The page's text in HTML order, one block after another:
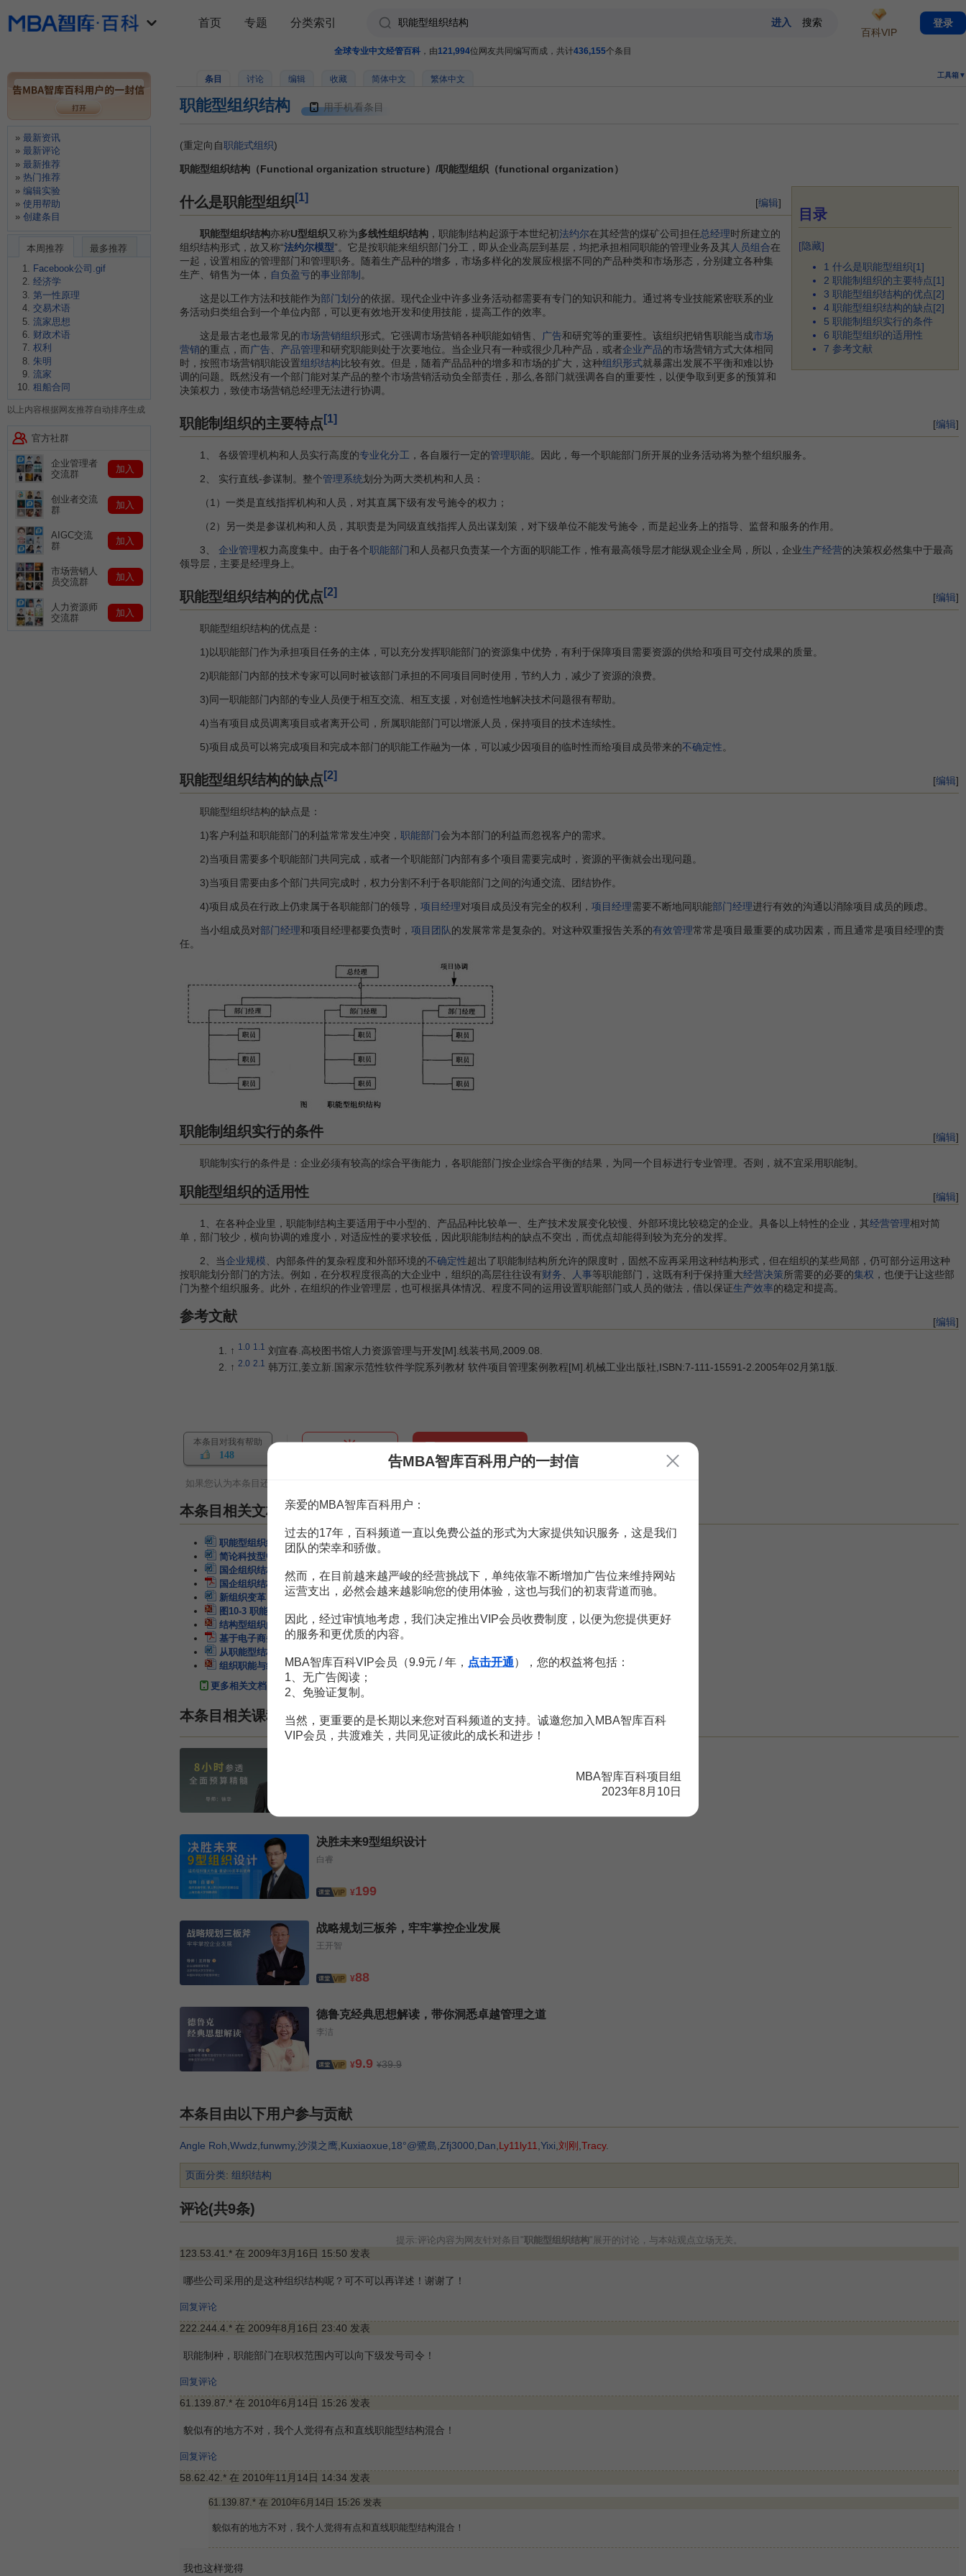
全球专业中文经管百科 ，由121,994位网友共同编写而成，共计436,155个条目
条目 讨论 编辑 收藏 简体中文 繁体中文 工具箱▼
职能型组织结构 用手机看条目
(重定向自职能式组织)
职能型组织结构（Functional organization structure）/职能型组织（functional organization）
目录
[隐藏]
1 什么是职能型组织[1]
2 职能制组织的主要特点[1]
3 职能型组织结构的优点[2]
4 职能型组织结构的缺点[2]
5 职能制组织实行的条件
6 职能型组织的适用性
7 参考文献
[编辑]
什么是职能型组织[1]
职能型组织结构亦称U型组织又称为多线性组织结构 ，职能制结构起源于本世纪初法约尔在其经营的煤矿公司担任总经理时所建立的
组织结构形式，故又称“法约尔模型”。它是按职能来组织部门分工，即从企业高层到基层，均把承担相同职能的管理业务及其 人员组合在
一起，设置相应的管理部门和管理职务。随着生产品种的增多，市场多样化的发展应根据不同的产品种类和市场形态，分别建立各种集
生产、销售为一体， 自负盈亏的事业部制 。
这是以工作方法和技能作为部门划分的依据。现代企业中许多业务活动都需要有专门的知识和能力。通过将专业技能紧密联系的业
务活动归类组合到一个单位内部，可以更有效地开发和使用技能，提高工作的效率。
这是最古老也最常见的市场营销组织形式。它强调市场营销各种职能如销售、 广告和研究等的重要性。该组织把销售职能当成市场
营销的重点，而广告 产品管理和研究职能则处于次要地位。当企业只有一种或很少几种产品，或者企业产品的市场营销方式大体相同
时，按照市场营销职能设置组织结构比较有效。但是，随着产品品种的增多和市场的扩大，这种组织形式就暴露出发展不平衡和难以协
调的问题。既然没有一个部门能对某产品的整个市场营销活动负全部责任，那么,各部门就强调各自的重要性，以便争取到更多的预算和
决策权力，致使市场营销总经理无法进行协调。
[编辑]
职能制组织的主要特点[1]
1、 各级管理机构和人员实行高度的专业化分工 ，各自履行一定的管理职能。因此，每一个职能部门所开展的业务活动将为整个组织服务。
2、 实行直线-参谋制。整个管理系统划分为两大类机构和人员：
（1）一类是直线指挥机构和人员，对其直属下级有发号施令的权力；
（2）另一类是参谋机构和人员，其职责是为同级直线指挥人员出谋划策，对下级单位不能发号施令，而是起业务上的指导、监督和服务的作用。
3、 企业管理权力高度集中。由于各个职能部门和人员都只负责某一个方面的职能工作，惟有最高领导层才能纵观企业全局，所以，企业生产经营的决策权必然集中于最高
领导层，主要是经理身上。
[编辑]
职能型组织结构的优点[2]
职能型组织结构的优点是：
1)以职能部门作为承担项目任务的主体，可以充分发挥职能部门的资源集中优势，有利于保障项目需要资源的供给和项目可交付成果的质量。
2)职能部门内部的技术专家可以同时被该部门承担的不同项目同时使用，节约人力，减少了资源的浪费。
3)同一职能部门内部的专业人员便于相互交流、相互支援，对创造性地解决技术问题很有帮助。
4)当有项目成员调离项目或者离开公司，所属职能部门可以增派人员，保持项目的技术连续性。
5)项目成员可以将完成项目和完成本部门的职能工作融为一体，可以减少因项目的临时性而给项目成员带来的不确定性。
[编辑]
职能型组织结构的缺点[2]
职能型组织结构的缺点是：
1)客户利益和职能部门的利益常常发生冲突， 职能部门会为本部门的利益而忽视客户的需求。
2)当项目需要多个职能部门共同完成，或者一个职能部门内部有多个项目需要完成时，资源的平衡就会出现问题。
3)当项目需要由多个部门共同完成时，权力分割不利于各职能部门之间的沟通交流、团结协作。
4)项目成员在行政上仍隶属于各职能部门的领导， 项目经理对项目成员没有完全的权利， 项目经理需要不断地同职能部门经理进行有效的沟通以消除项目成员的顾虑。
当小组成员对部门经理和项目经理都要负责时， 项目团队的发展常常是复杂的。对这种双重报告关系的有效管理常常是项目最重要的成功因素，而且通常是项目经理的责
任。
[编辑]
职能制组织实行的条件
职能制实行的条件是：企业必须有较高的综合平衡能力，各职能部门按企业综合平衡的结果，为同一个目标进行专业管理。否则，就不宜采用职能制。
[编辑]
职能型组织的适用性
1、在各种企业里，职能制结构主要适用于中小型的、产品品种比较单一、生产技术发展变化较慢、外部环境比较稳定的企业。具备以上特性的企业，其经营管理相对简
单，部门较少，横向协调的难度小，对适应性的要求较低，因此职能制结构的缺点不突出，而优点却能得到较为充分的发挥。
2、当企业规模 、内部条件的复杂程度和外部环境的不确定性超出了职能制结构所允许的限度时，固然不应再采用这种结构形式，但在组织的某些局部，仍可部分运用这种
按职能划分部门的方法。例如，在分权程度很高的大企业中，组织的高层往往设有财务 人事等职能部门，这既有利于保持重大经营决策所需要的必要的集权 ，也便于让这些部
门为整个组织服务。此外，在组织的作业管理层，也可根据具体情况、程度不同的运用设置职能部门或人员的做法，借以保证生产效率的稳定和提高。
[编辑]
参考文献
↑ 1.0 1.1
刘宣春.高校图书馆人力资源管理与开发[M].线装书局,2009.08.
↑ 2.0 2.1 韩万江,姜立新.国家示范性软件学院系列教材 软件项目管理案例教程[M].机械工业出版社,ISBN:7-111-15591-2.2005年02月第1版.
本条目对我有帮助
148 赏
如果您认为本条目还有待完善，需要补充新内容或修改错误内容，请
本条目相关文档
职能型组织结构的缺点 1页
简论科技型中小企业在职能型结构下的组织优化
国企组织结构变革：从职能型结构迈向矩阵型结构（杨少杰） 6页
国企组织结构变革：从职能型结构迈向矩阵型结构（杨少杰） 6页
新组织变革：从职能型结构迈向流程型结构（杨少杰） 7页
图10-3 职能型组织结构
结构型组织向流程型组织的转变 65页
基于电子商务的直线职能型组织结构创新研究
从职能型结构转变为矩阵型结构到底有多难？（杨少杰）
组织职能与组织结构概述 73页
更多相关文档
本条目相关课程
决胜未来9型组织设计
白睿
¥199
战略规划三板斧，牢牢掌控企业发展
王开智
¥88
德鲁克经典思想解读，带你洞悉卓越管理之道
李洁
¥9.9 ¥39.9
本条目由以下用户参与贡献
Angle Roh Wwdz funwmy,沙漠之鹰 Kuxiaoxue 18°@鷺島 Zfj3000 Dan Ly11ly11 Yixi 刘刚 Tracy.
页面分类: 组织结构
评论(共9条)
提示:评论内容为网友针对条目"职能型组织结构"展开的讨论，与本站观点立场无关。
123.53.41.* 在 2009年3月16日 15:50 发表
哪些公司采用的是这种组织结构呢？可不可以再详述！谢谢了！
回复评论
222.244.4.* 在 2009年8月16日 23:40 发表
职能制种，职能部门在职权范围内可以向下级发号司令！
回复评论
61.139.87.* 在 2010年6月14日 15:26 发表
貌似有的地方不对，我个人觉得有点和直线职能型结构混合！
回复评论
58.62.42.* 在 2010年11月14日 14:34 发表
61.139.87.* 在 2010年6月14日 15:26 发表
貌似有的地方不对，我个人觉得有点和直线职能型结构混合！
我也这样觉得
首页 专题 分类索引
百科VIP
登录
最新资讯
最新评论
最新推荐
热门推荐
编辑实验
使用帮助
创建条目
本周推荐
最多推荐
Facebook公司.gif
经济学
第一性原理
交易术语
流家思想
财政术语
权利
朱明
流家
租船合同
以上内容根据网友推荐自动排序生成
官方社群
企业管理者
交流群
加入
创业者交流
群
加入
AIGC交流
群
加入
市场营销人
员交流群
加入
人力资源师
交流群
加入
告MBA智库百科用户的一封信
亲爱的MBA智库百科用户：
过去的17年，百科频道一直以免费公益的形式为大家提供知识服务，这是我们
团队的荣幸和骄傲。
然而，在目前越来越严峻的经营挑战下，单纯依靠不断增加广告位来维持网站
运营支出，必然会越来越影响您的使用体验，这也与我们的初衷背道而驰。
因此，经过审慎地考虑，我们决定推出VIP会员收费制度，以便为您提供更好
的服务和更优质的内容。
MBA智库百科VIP会员（9.9元 / 年， 点击开通），您的权益将包括：
1、无广告阅读；
2、免验证复制。
当然，更重要的是长期以来您对百科频道的支持。诚邀您加入MBA智库百科
VIP会员，共渡难关，共同见证彼此的成长和进步！
MBA智库百科项目组
2023年8月10日